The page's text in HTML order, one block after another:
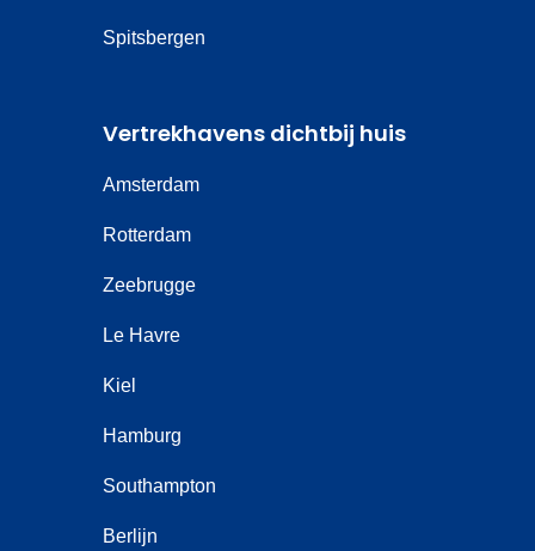
Spitsbergen
Vertrekhavens dichtbij huis
Amsterdam
Rotterdam
Zeebrugge
Le Havre
Kiel
Hamburg
Southampton
Berlijn